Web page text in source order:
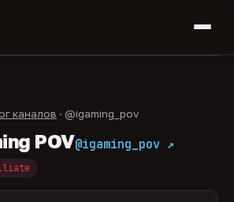
каналов · @igaming_pov
POV@igaming_pov ↗